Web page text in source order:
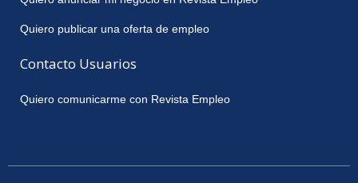
Quiero publicar una oferta de empleo
Contacto Usuarios
Quiero comunicarme con Revista Empleo